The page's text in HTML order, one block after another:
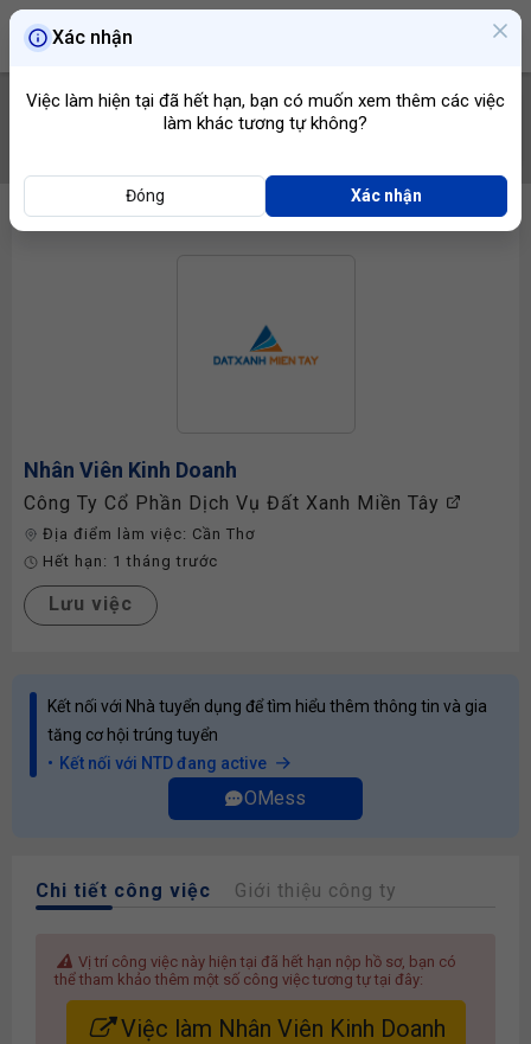
Nhân Viên Kinh Doanh
Công Ty Cổ Phần Dịch Vụ Đất Xanh Miền Tây
Địa điểm làm việc: Cần Thơ
Hết hạn: 1 tháng trước
Lưu việc
Kết nối với Nhà tuyển dụng để tìm hiểu thêm thông tin và gia
tăng cơ hội trúng tuyển
Kết nối với NTD đang active
OMess
Chi tiết công việc Giới thiệu công ty
Vị trí công việc này hiện tại đã hết hạn nộp hồ sơ, bạn có
thể tham khảo thêm một số công việc tương tự tại đây:
Việc làm Nhân Viên Kinh Doanh
Xác nhận
Việc làm hiện tại đã hết hạn, bạn có muốn xem thêm các việc
làm khác tương tự không?
Đóng Xác nhận